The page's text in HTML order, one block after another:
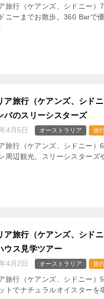
旅行（ケアンズ、シドニー
ニーまでお散歩。360 Barで
ア旅行（ケアンズ、シ
バのスリーシスターズ
4月5日 オーストラリア 旅
旅行（ケアンズ、シドニー
周辺観光。スリーシスターズ
ア旅行（ケアンズ、シド
ウス見学ツアー
4月2日 オーストラリア 旅
旅行（ケアンズ、シドニー）
トでナチュラルオイスター